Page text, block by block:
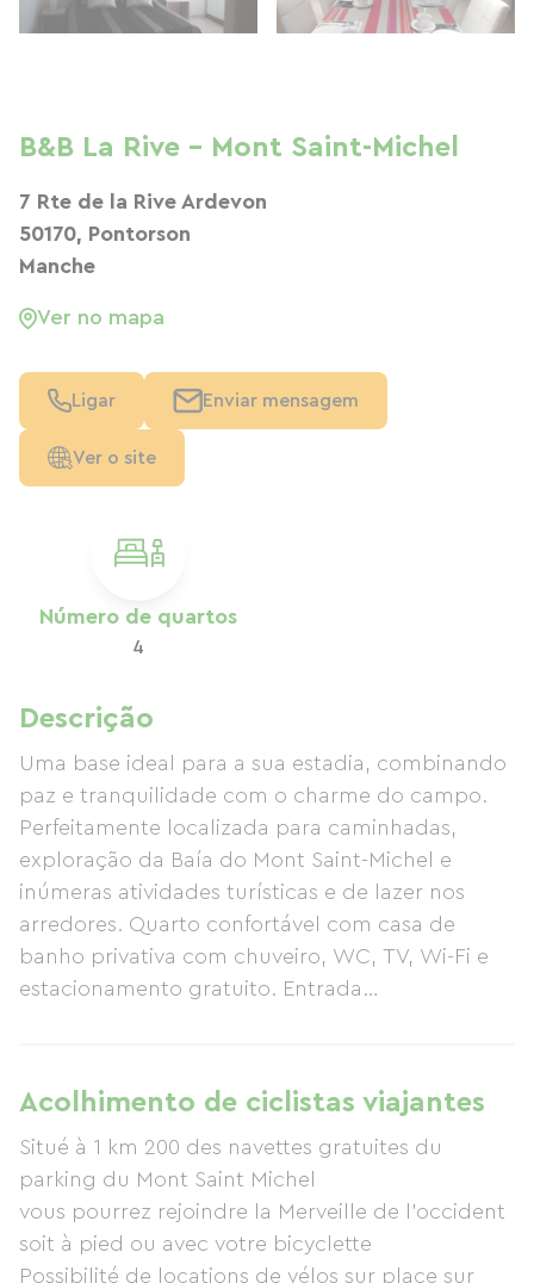
Número de quartos
4
Descrição
Uma base ideal para a sua estadia, combinando
paz e tranquilidade com o charme do campo.
Perfeitamente localizada para caminhadas,
exploração da Baía do Mont Saint-Michel e
inúmeras atividades turísticas e de lazer nos
arredores. Quarto confortável com casa de
banho privativa com chuveiro, WC, TV, Wi-Fi e
estacionamento gratuito. Entrada
jardim. Quarto no rés-do-chão com terraço ou
quartos no piso superior. Pequeno-almoço
incluído. Oferta de boas-vindas: café e chá
disponíveis durante o dia. Trilha GR 233 a 500
metros da casa. À noite, poderá assistir à
transumância das ovelhas e visitar a Maravilha
do Oeste. Faça uma travessia guiada da baía ou
Acolhimento de ciclistas viajantes
Situé à 1 km 200 des navettes gratuites du
parking du Mont Saint Michel
vous pourrez rejoindre la Merveille de l'occident
soit à pied ou avec votre bicyclette
Possibilité de locations de vélos sur place sur
B&B La Rive - Mont Saint-Michel
7 Rte de la Rive Ardevon
50170, Pontorson
Manche
Ver no mapa
Ligar Enviar mensagem
Ver o site